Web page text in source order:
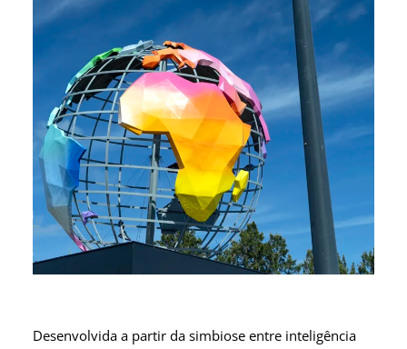
Desenvolvida a partir da simbiose entre inteligência